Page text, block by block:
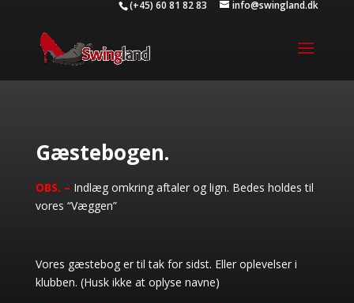
(+45) 60 81 82 83 info@swingland.dk
Gæstebogen.
OBS. – Indlæg omkring aftaler og lign. Bedes holdes til
vores “Væggen”
Vores gæstebog er til tak for sidst. Eller oplevelser i
klubben. (Husk ikke at oplyse navne)